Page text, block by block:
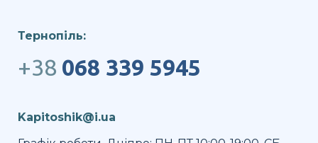
Тернопіль:
+38 068 339 5945
Kapitoshik@i.ua